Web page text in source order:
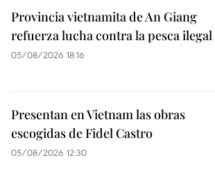
Provincia vietnamita de An Giang
refuerza lucha contra la pesca ilegal
05/08/2026 18:16
Presentan en Vietnam las obras
escogidas de Fidel Castro
05/08/2026 12:30